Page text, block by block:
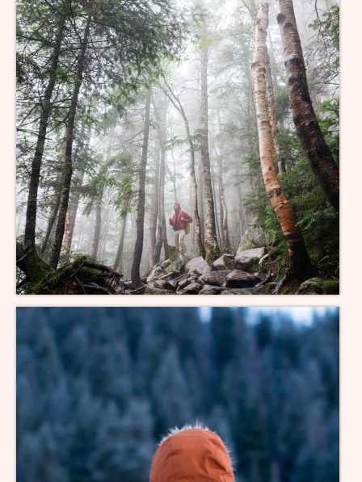
S-Wurf vom 19.07.2024
R-Wurf vom 14.05.2024
Q-Wurf vom 06.04.2024
P-Wurf vom 17.08.2023
O-Wurf vom 23.05.2023
N-Wurf vom 03.05.2023
M-Wurf vom 12.04.2022
L-Wurf vom 19.07.2021
K-Wurf vom 21.06.2021
J-Wurf vom 02.02.2021
I-Wurf vom 29.11.2020
H-Wurf vom 18.04.2020
G-Wurf vom 02.01.2020
F-Wurf vom 23.09.2019